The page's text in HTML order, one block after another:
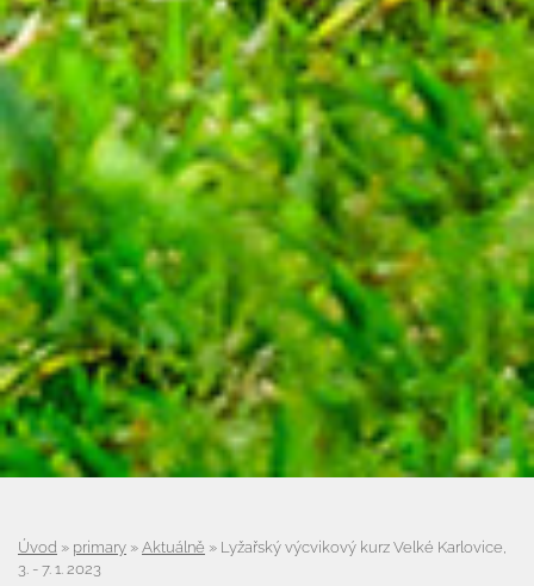
Úvod » primary » Aktuálně » Lyžařský výcvikový kurz Velké Karlovice,
3. - 7. 1. 2023